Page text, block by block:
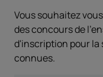
Vous souhaitez
des concours de
d'inscription pour la
connues.